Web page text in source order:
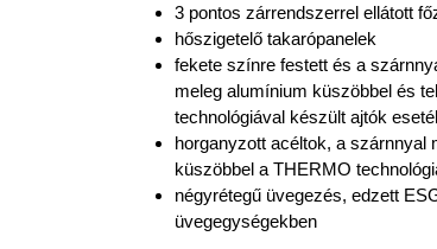
3 pontos zárrendszerrel ellátott
hőszigetelő takarópanelek
fekete színre festett és a
meleg alumínium küszöbbel és
technológiával készült ajtók
horganyzott acéltok, a szárnnyal
küszöbbel a THERMO
négyrétegű üvegezés, edzett
üvegegységekben